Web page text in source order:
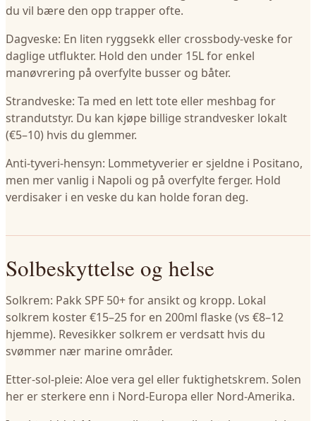
du vil bære den opp trapper ofte.
Dagveske: En liten ryggsekk eller crossbody-veske for
daglige utflukter. Hold den under 15L for enkel
manøvrering på overfylte busser og båter.
Strandveske: Ta med en lett tote eller meshbag for
strandutstyr. Du kan kjøpe billige strandvesker lokalt
(€5–10) hvis du glemmer.
Anti-tyveri-hensyn: Lommetyverier er sjeldne i Positano,
men mer vanlig i Napoli og på overfylte ferger. Hold
verdisaker i en veske du kan holde foran deg.
Solbeskyttelse og helse
Solkrem: Pakk SPF 50+ for ansikt og kropp. Lokal
solkrem koster €15–25 for en 200ml flaske (vs €8–12
hjemme). Revesikker solkrem er verdsatt hvis du
svømmer nær marine områder.
Etter-sol-pleie: Aloe vera gel eller fuktighetskrem. Solen
her er sterkere enn i Nord-Europa eller Nord-Amerika.